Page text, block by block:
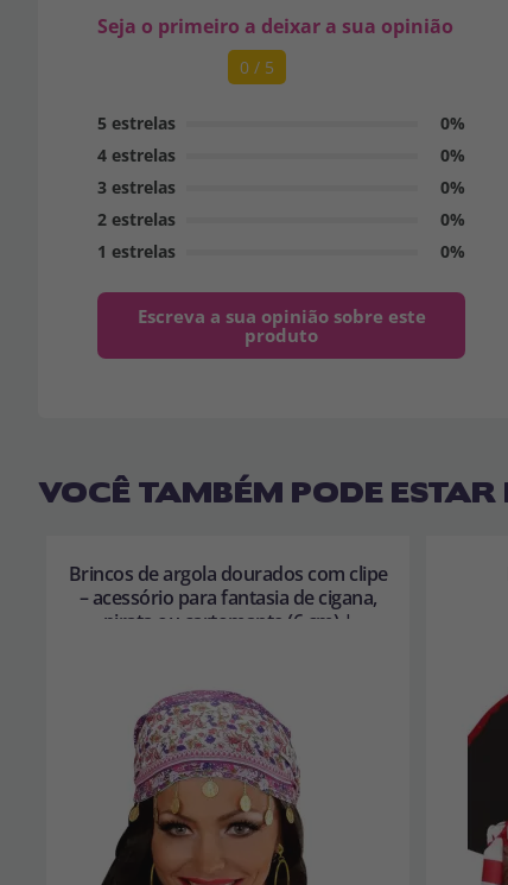
Seja o primeiro a deixar a sua opinião
0 / 5
5 estrelas
0%
4 estrelas
0%
3 estrelas
0%
2 estrelas
0%
1 estrelas
0%
Escreva a sua opinião sobre este
produto
VOCÊ TAMBÉM PODE ESTAR
Brincos de argola dourados com clipe
– acessório para fantasia de cigana,
pirata ou cartomante (6 cm) |